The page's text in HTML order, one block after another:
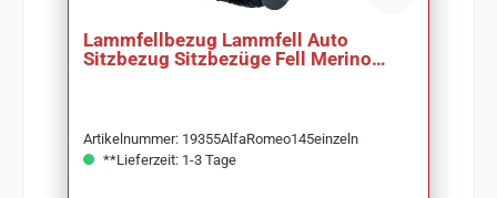
Lammfellbezug Lammfell Auto
Sitzbezug Sitzbezüge Fell Merino
Artikelnummer: 19355AlfaRomeo145einzeln
**Lieferzeit: 1-3 Tage